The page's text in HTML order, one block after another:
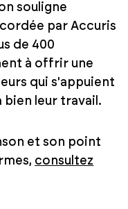
souligne
par Accuris
de 400
à offrir une
qui s'appuient
bien leur travail.
et son point
consultez